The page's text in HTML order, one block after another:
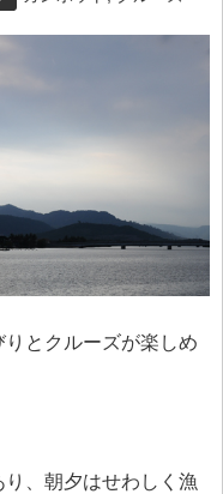
とクルーズが楽しめ
、朝夕はせわしく漁